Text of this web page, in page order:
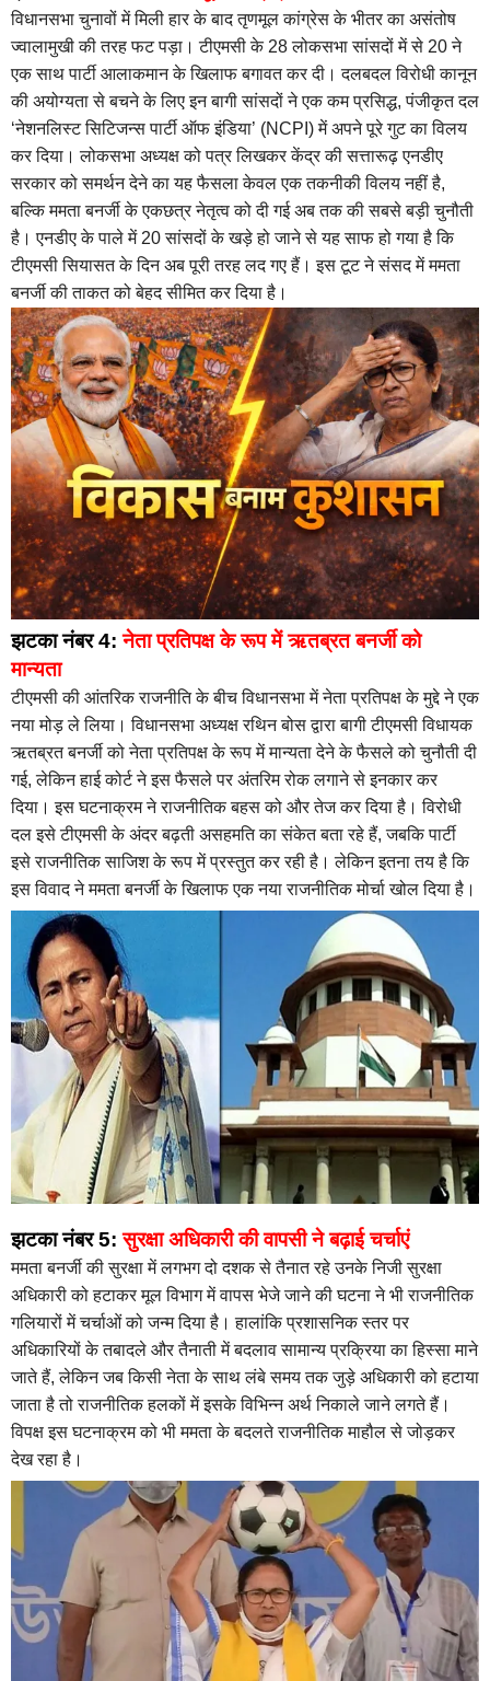
विधानसभा चुनावों में मिली हार के बाद तृणमूल कांग्रेस के भीतर का असंतोष
ज्वालामुखी की तरह फट पड़ा। टीएमसी के 28 लोकसभा सांसदों में से 20 ने
एक साथ पार्टी आलाकमान के खिलाफ बगावत कर दी। दलबदल विरोधी कानून
की अयोग्यता से बचने के लिए इन बागी सांसदों ने एक कम प्रसिद्ध, पंजीकृत दल
‘नेशनलिस्ट सिटिजन्स पार्टी ऑफ इंडिया’ (NCPI) में अपने पूरे गुट का विलय
कर दिया। लोकसभा अध्यक्ष को पत्र लिखकर केंद्र की सत्तारूढ़ एनडीए
सरकार को समर्थन देने का यह फैसला केवल एक तकनीकी विलय नहीं है,
बल्कि ममता बनर्जी के एकछत्र नेतृत्व को दी गई अब तक की सबसे बड़ी चुनौती
है। एनडीए के पाले में 20 सांसदों के खड़े हो जाने से यह साफ हो गया है कि
टीएमसी सियासत के दिन अब पूरी तरह लद गए हैं। इस टूट ने संसद में ममता
बनर्जी की ताकत को बेहद सीमित कर दिया है।
झटका नंबर 4: नेता प्रतिपक्ष के रूप में ऋतब्रत बनर्जी को
मान्यता
टीएमसी की आंतरिक राजनीति के बीच विधानसभा में नेता प्रतिपक्ष के मुद्दे ने एक
नया मोड़ ले लिया। विधानसभा अध्यक्ष रथिन बोस द्वारा बागी टीएमसी विधायक
ऋतब्रत बनर्जी को नेता प्रतिपक्ष के रूप में मान्यता देने के फैसले को चुनौती दी
गई, लेकिन हाई कोर्ट ने इस फैसले पर अंतरिम रोक लगाने से इनकार कर
दिया। इस घटनाक्रम ने राजनीतिक बहस को और तेज कर दिया है। विरोधी
दल इसे टीएमसी के अंदर बढ़ती असहमति का संकेत बता रहे हैं, जबकि पार्टी
इसे राजनीतिक साजिश के रूप में प्रस्तुत कर रही है। लेकिन इतना तय है कि
इस विवाद ने ममता बनर्जी के खिलाफ एक नया राजनीतिक मोर्चा खोल दिया है।
झटका नंबर 5: सुरक्षा अधिकारी की वापसी ने बढ़ाई चर्चाएं
ममता बनर्जी की सुरक्षा में लगभग दो दशक से तैनात रहे उनके निजी सुरक्षा
अधिकारी को हटाकर मूल विभाग में वापस भेजे जाने की घटना ने भी राजनीतिक
गलियारों में चर्चाओं को जन्म दिया है। हालांकि प्रशासनिक स्तर पर
अधिकारियों के तबादले और तैनाती में बदलाव सामान्य प्रक्रिया का हिस्सा माने
जाते हैं, लेकिन जब किसी नेता के साथ लंबे समय तक जुड़े अधिकारी को हटाया
जाता है तो राजनीतिक हलकों में इसके विभिन्न अर्थ निकाले जाने लगते हैं।
विपक्ष इस घटनाक्रम को भी ममता के बदलते राजनीतिक माहौल से जोड़कर
देख रहा है।